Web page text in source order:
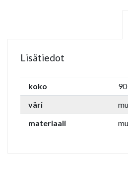
Lisätiedot
koko
väri
materiaali